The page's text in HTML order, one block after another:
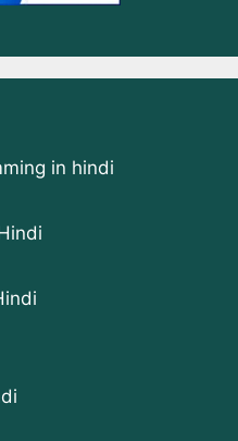
in hindi